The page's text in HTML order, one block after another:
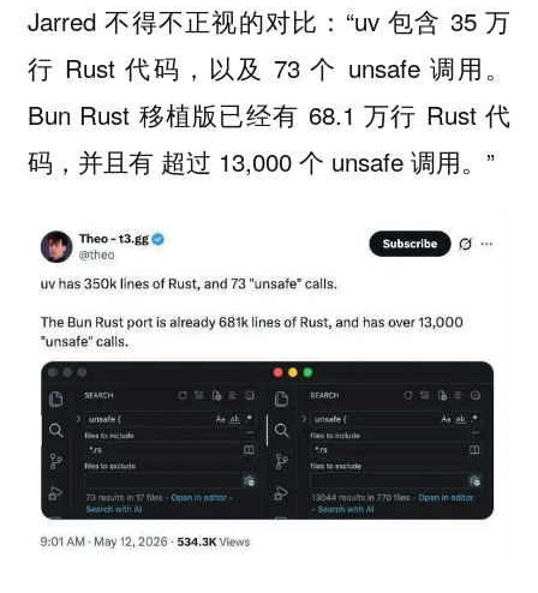
Jarred 不得不正视的对比：“uv 包含 35 万
行 Rust 代码，以及 73 个 unsafe 调用。
Bun Rust 移植版已经有 68.1 万行 Rust 代
码，并且有 超过 13,000 个 unsafe 调用。”